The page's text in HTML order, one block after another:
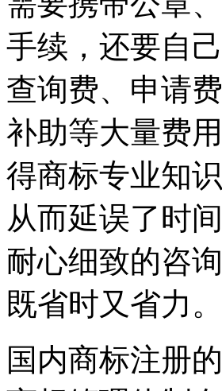
手续，还要自
查询费、申请
补助等大量费
得商标专业知
从而延误了时
耐心细致的咨
既省时又省力。
国内商标注册